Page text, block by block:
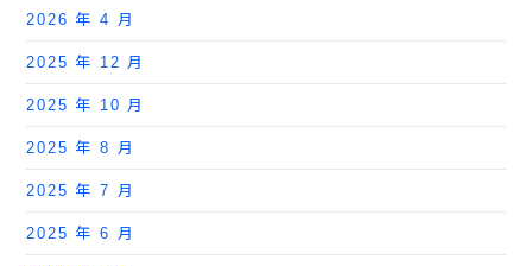
2026 年 4 月
2025 年 12 月
2025 年 10 月
2025 年 8 月
2025 年 7 月
2025 年 6 月